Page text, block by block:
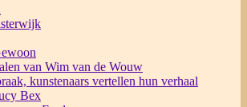
van Wim van de Wouw
kunstenaars vertellen hun verhaal
Bex